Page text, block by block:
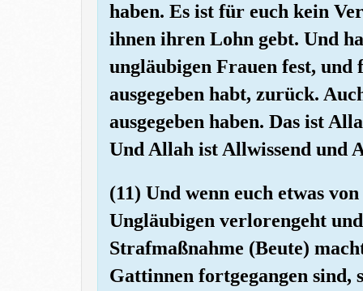
haben. Es ist für euch kein
ihnen ihren Lohn gebt. Und
ungläubigen Frauen fest,
ausgegeben habt, zurück.
ausgegeben haben. Das ist
Und Allah ist Allwissend und
(11) Und wenn euch etwas
Ungläubigen verlorengeht
Strafmaßnahme (Beute)
Gattinnen fortgegangen sind,